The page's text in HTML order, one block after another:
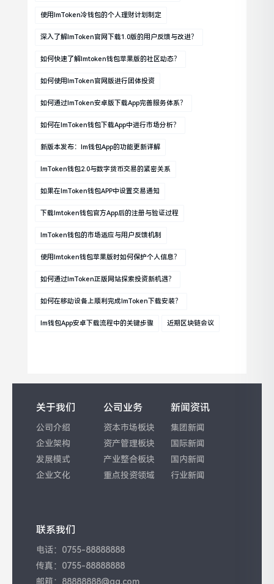
使用imToken冷钱包的个人理财计划制定
深入了解imToken官网下载1.0版的用户反馈与改进？
如何快速了解imtoken钱包苹果版的社区动态？
如何使用imToken官网版进行团体投资
如何通过imToken安卓版下载app完善服务体系？
如何在imToken钱包下载app中进行市场分析？
新版本发布：im钱包App的功能更新详解
ImToken钱包2.0与数字货币交易的紧密关系
如果在imToken钱包APP中设置交易通知
下载imtoken钱包官方app后的注册与验证过程
ImToken钱包的市场适应与用户反馈机制
使用imtoken钱包苹果版时如何保护个人信息？
如何通过imToken正版网站探索投资新机遇？
如何在移动设备上顺利完成imToken下载安装？
Im钱包App安卓下载流程中的关键步骤 近期区块链会议
关于我们
公司介绍
企业架构
发展模式
企业文化
公司业务
资本市场板块
资产管理板块
产业整合板块
重点投资领域
新闻资讯
集团新闻
国际新闻
国内新闻
行业新闻
联系我们
电话：0755-88888888
传真：0755-88888888
邮箱：88888888@qq.com